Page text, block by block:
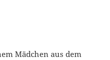
Mädchen aus dem